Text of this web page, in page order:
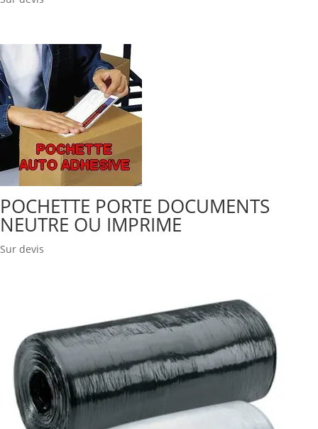
POCHETTE PORTE DOCUMENTS
NEUTRE OU IMPRIME
Sur devis